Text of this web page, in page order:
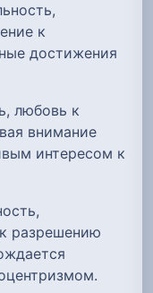
к
достижения
любовь к
внимание
интересом к
разрешению